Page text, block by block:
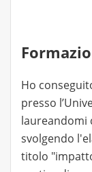
Ho
presso
laureandomi
svolgendo
titolo